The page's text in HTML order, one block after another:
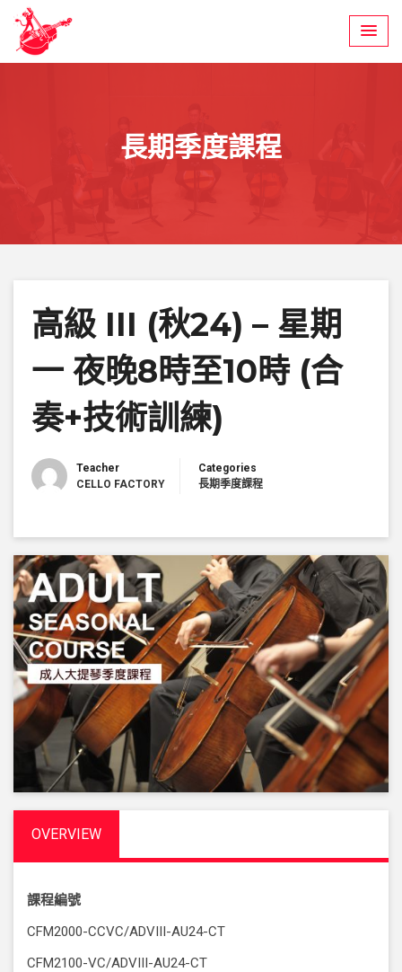
Skip
content
長期季度課程
高級 III (秋24) – 星期
一 夜晚8時至10時 (合
奏+技術訓練)
Teacher
CELLO FACTORY
Categories
長期季度課程
OVERVIEW
課程編號
CFM2000-CCVC/ADVIII-AU24-CT
CFM2100-VC/ADVIII-AU24-CT